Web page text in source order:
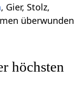
, Gier, Stolz,
überwunden
höchsten